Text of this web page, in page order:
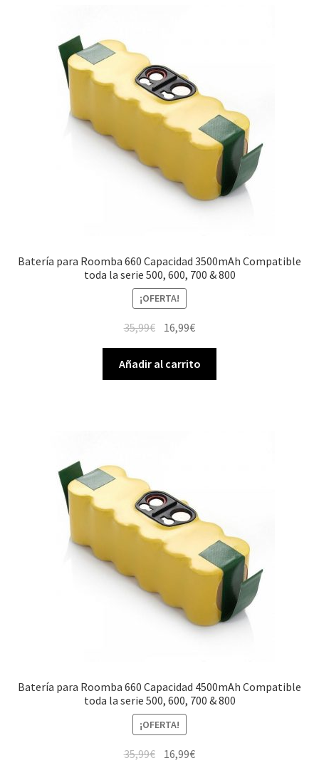
Batería para Roomba 660 Capacidad 3500mAh Compatible
toda la serie 500, 600, 700 & 800
¡OFERTA!
35,99€ El
precio
original
era:
16,99€El
precio
actual
es:
Añadir al carrito
Batería para Roomba 660 Capacidad 4500mAh Compatible
toda la serie 500, 600, 700 & 800
¡OFERTA!
35,99€ El16,99€El